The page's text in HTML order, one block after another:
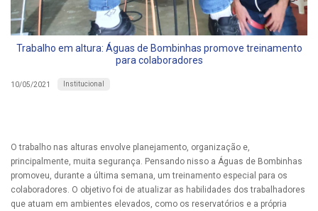
Trabalho em altura: Águas de Bombinhas promove treinamento
para colaboradores
10/05/2021 Institucional
O trabalho nas alturas envolve planejamento, organização e,
principalmente, muita segurança. Pensando nisso a Águas de Bombinhas
promoveu, durante a última semana, um treinamento especial para os
colaboradores. O objetivo foi de atualizar as habilidades dos trabalhadores
que atuam em ambientes elevados, como os reservatórios e a própria